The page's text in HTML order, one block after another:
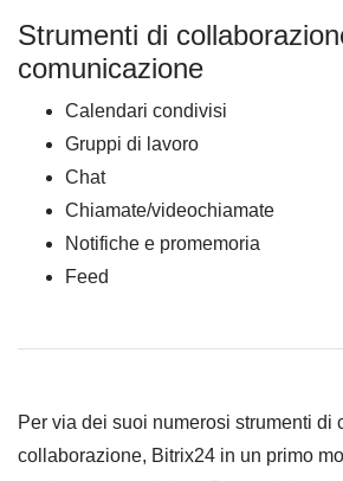
Strumenti di
comunicazione
Calendari condivisi
Gruppi di lavoro
Chat
Chiamate/videochiamate
Notifiche e promemoria
Feed
Per via dei suoi numerosi strumenti di
collaborazione, Bitrix24 in un primo